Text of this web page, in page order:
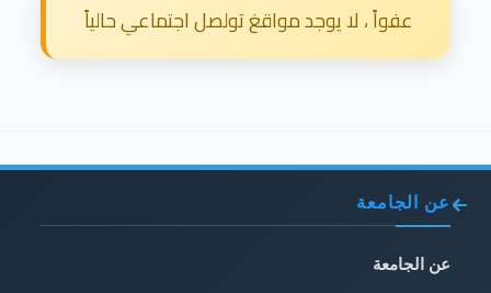
8. تقديم المساعدة والعون القانوني لأساتذة
الجامعة والموظفين والعاملين .
9. ترسيخ المفاهيم المتطورة لجسم المنازعات
عفواً ، لا يوجد مواقغ تولصل اجتماعي حالياً
عن الجامعة
عن الجامعة